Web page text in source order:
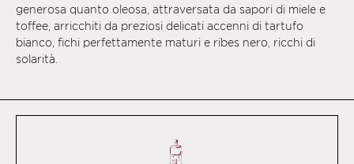
generosa quanto oleosa, attraversata da sapori di miele e
toffee, arricchiti da preziosi delicati accenni di tartufo
bianco, fichi perfettamente maturi e ribes nero, ricchi di
solarità.